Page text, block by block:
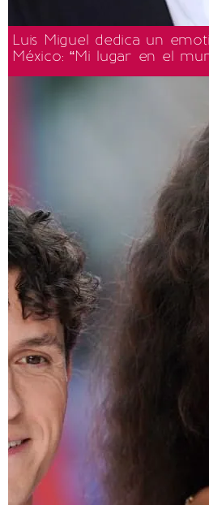
Luis Miguel dedica un
México: “Mi lugar en el